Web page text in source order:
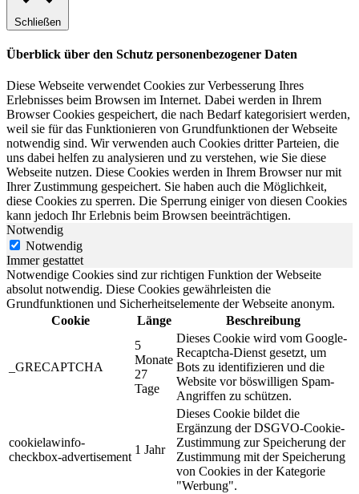
Schließen
Überblick über den Schutz personenbezogener Daten
Diese Webseite verwendet Cookies zur Verbesserung Ihres
Erlebnisses beim Browsen im Internet. Dabei werden in Ihrem
Browser Cookies gespeichert, die nach Bedarf kategorisiert werden,
weil sie für das Funktionieren von Grundfunktionen der Webseite
notwendig sind. Wir verwenden auch Cookies dritter Parteien, die
uns dabei helfen zu analysieren und zu verstehen, wie Sie diese
Webseite nutzen. Diese Cookies werden in Ihrem Browser nur mit
Ihrer Zustimmung gespeichert. Sie haben auch die Möglichkeit,
diese Cookies zu sperren. Die Sperrung einiger von diesen Cookies
kann jedoch Ihr Erlebnis beim Browsen beeinträchtigen.
Notwendig
Notwendig
Immer gestattet
Notwendige Cookies sind zur richtigen Funktion der Webseite
absolut notwendig. Diese Cookies gewährleisten die
Grundfunktionen und Sicherheitselemente der Webseite anonym.
Cookie
Länge Beschreibung
_GRECAPTCHA
5
Monate
27
Tage
Dieses Cookie wird vom Google-
Recaptcha-Dienst gesetzt, um
Bots zu identifizieren und die
Website vor böswilligen Spam-
Angriffen zu schützen.
cookielawinfo-
checkbox-advertisement
1 Jahr
Dieses Cookie bildet die
Ergänzung der DSGVO-Cookie-
Zustimmung zur Speicherung der
Zustimmung mit der Speicherung
von Cookies in der Kategorie
"Werbung".